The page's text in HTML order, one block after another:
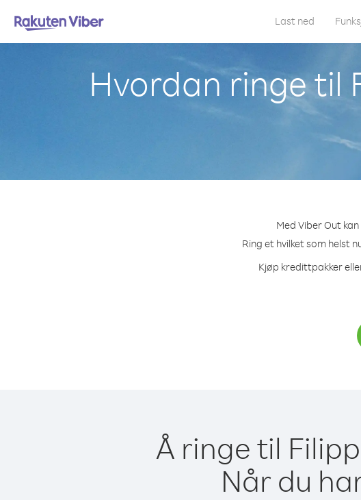
Last ned
Hvordan ringe til
Med Viber Out
Ring et hvilket som helst
Kjøp kredittpakker
Å ringe til
Når du